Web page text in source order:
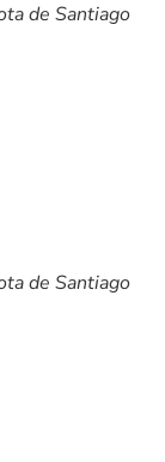
de Santiago
de Santiago